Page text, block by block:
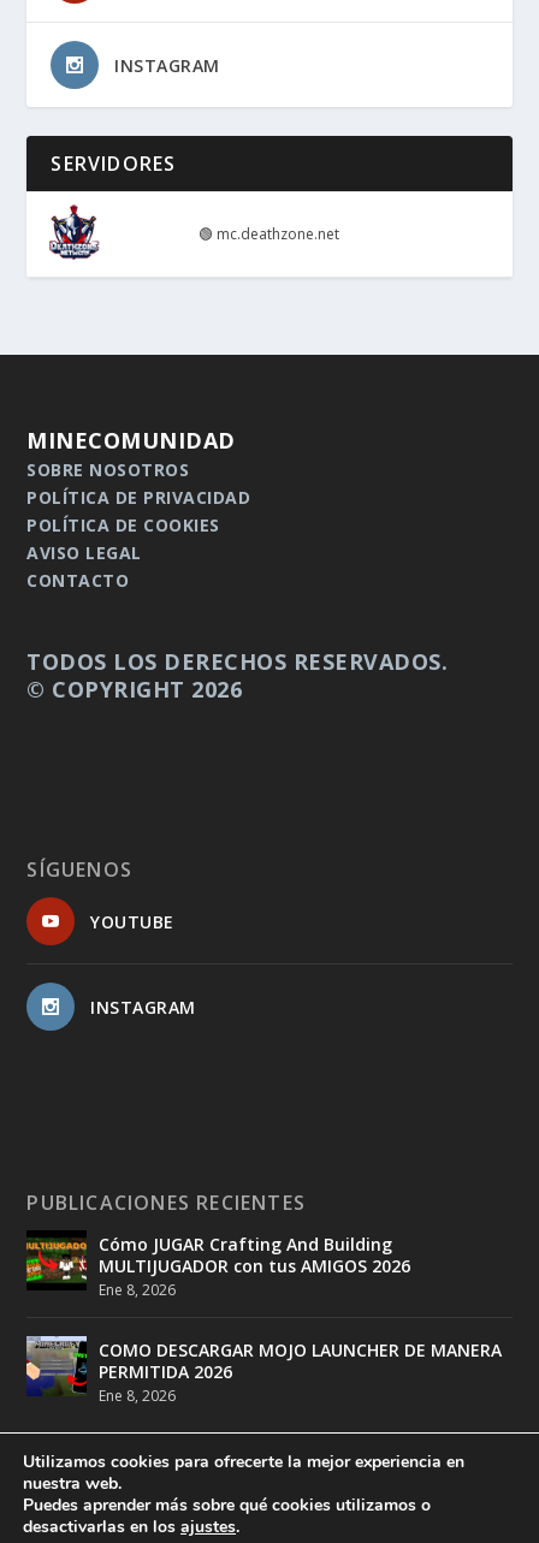
INSTAGRAM
SERVIDORES
🟢 mc.deathzone.net
MINECOMUNIDAD
SOBRE NOSOTROS
POLÍTICA DE PRIVACIDAD
POLÍTICA DE COOKIES
AVISO LEGAL
CONTACTO
TODOS LOS DERECHOS RESERVADOS.
© COPYRIGHT 2026
SÍGUENOS
YOUTUBE
INSTAGRAM
PUBLICACIONES RECIENTES
Cómo JUGAR Crafting And Building
MULTIJUGADOR con tus AMIGOS 2026
Ene 8, 2026
COMO DESCARGAR MOJO LAUNCHER DE MANERA
PERMITIDA 2026
Ene 8, 2026
Diseñado porDeathMatch Studios
Utilizamos cookies para ofrecerte la mejor experiencia en
nuestra web.
Puedes aprender más sobre qué cookies utilizamos o
desactivarlas en los ajustes.